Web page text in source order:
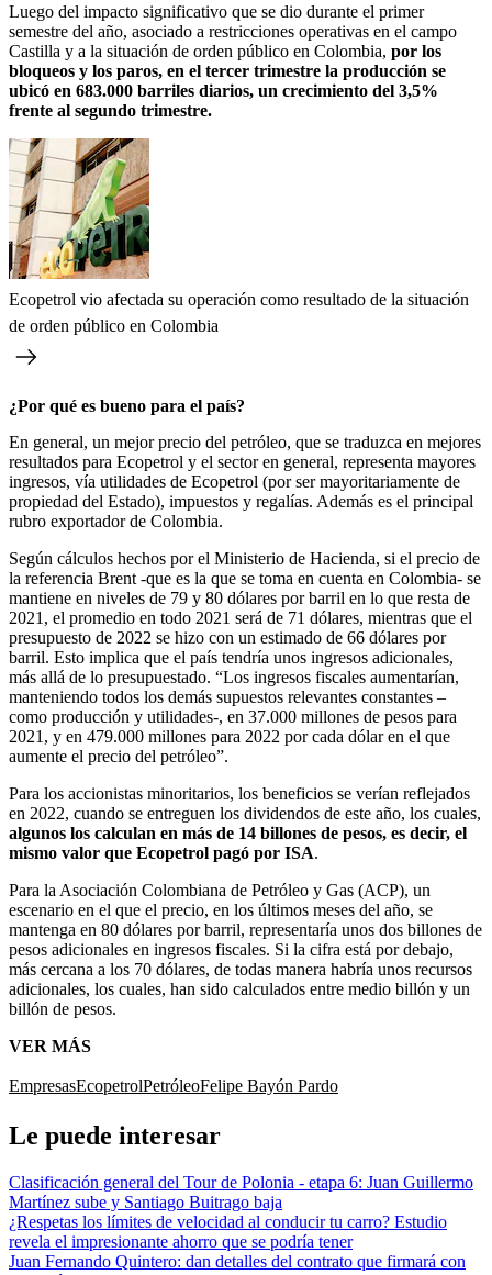
Luego del impacto significativo que se dio durante el primer
semestre del año, asociado a restricciones operativas en el campo
Castilla y a la situación de orden público en Colombia, por los
bloqueos y los paros, en el tercer trimestre la producción se
ubicó en 683.000 barriles diarios, un crecimiento del 3,5%
frente al segundo trimestre.
Ecopetrol vio afectada su operación como resultado de la situación
de orden público en Colombia
¿Por qué es bueno para el país?
En general, un mejor precio del petróleo, que se traduzca en mejores
resultados para Ecopetrol y el sector en general, representa mayores
ingresos, vía utilidades de Ecopetrol (por ser mayoritariamente de
propiedad del Estado), impuestos y regalías. Además es el principal
rubro exportador de Colombia.
Según cálculos hechos por el Ministerio de Hacienda, si el precio de
la referencia Brent -que es la que se toma en cuenta en Colombia- se
mantiene en niveles de 79 y 80 dólares por barril en lo que resta de
2021, el promedio en todo 2021 será de 71 dólares, mientras que el
presupuesto de 2022 se hizo con un estimado de 66 dólares por
barril. Esto implica que el país tendría unos ingresos adicionales,
más allá de lo presupuestado. “Los ingresos fiscales aumentarían,
manteniendo todos los demás supuestos relevantes constantes –
como producción y utilidades-, en 37.000 millones de pesos para
2021, y en 479.000 millones para 2022 por cada dólar en el que
aumente el precio del petróleo”.
Para los accionistas minoritarios, los beneficios se verían reflejados
en 2022, cuando se entreguen los dividendos de este año, los cuales,
algunos los calculan en más de 14 billones de pesos, es decir, el
mismo valor que Ecopetrol pagó por ISA.
Para la Asociación Colombiana de Petróleo y Gas (ACP), un
escenario en el que el precio, en los últimos meses del año, se
mantenga en 80 dólares por barril, representaría unos dos billones de
pesos adicionales en ingresos fiscales. Si la cifra está por debajo,
más cercana a los 70 dólares, de todas manera habría unos recursos
adicionales, los cuales, han sido calculados entre medio billón y un
billón de pesos.
VER MÁS
EmpresasEcopetrolPetróleoFelipe Bayón Pardo
Le puede interesar
Clasificación general del Tour de Polonia - etapa 6: Juan Guillermo
Martínez sube y Santiago Buitrago baja
¿Respetas los límites de velocidad al conducir tu carro? Estudio
revela el impresionante ahorro que se podría tener
Juan Fernando Quintero: dan detalles del contrato que firmará con